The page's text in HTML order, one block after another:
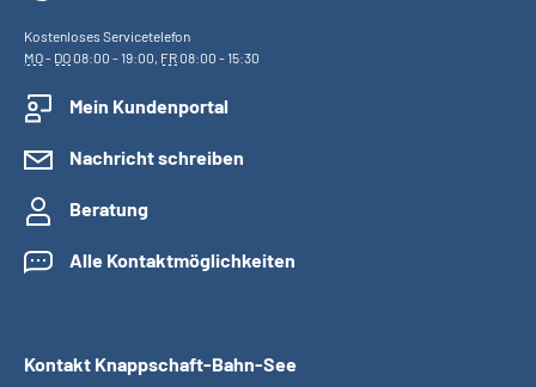
Kostenloses Servicetelefon
MO- DO08:00 - 19:00, FR08:00 - 15:30
Mein Kundenportal
Nachricht schreiben
Beratung
Alle Kontaktmöglichkeiten
Kontakt Knappschaft-Bahn-See